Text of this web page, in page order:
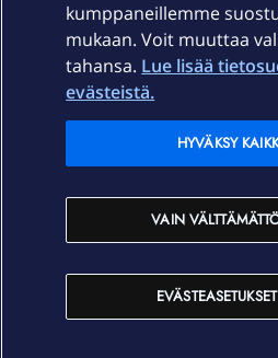
Ajankohtaista
Elisa Oyj
In English
kumppaneillemme
mukaan. Voit muuttaa
tahansa. Lue lisää
evästeistä.
EVÄSTEASETUKSET
VAIN
HYVÄKSY